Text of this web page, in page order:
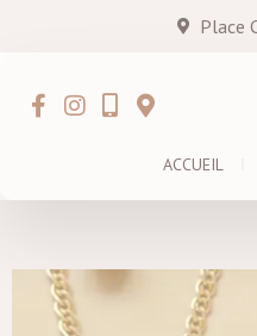
Place
ACCUEIL